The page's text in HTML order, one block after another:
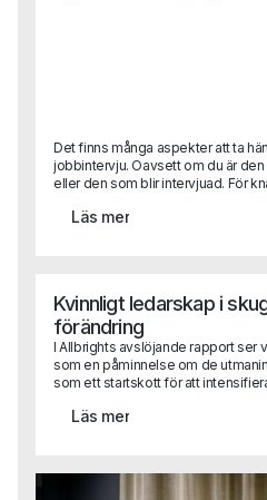
Det finns många aspekter att ta
jobbintervju. Oavsett om du är
eller den som blir intervjuad. För
digitalt. Men det gör vi. Och
Läs mer
Kvinnligt ledarskap i
förändring
I Allbrights avslöjande rapport ser
som en påminnelse om de
som ett startskott för att
att omsätta rapportens insikter i
Läs mer